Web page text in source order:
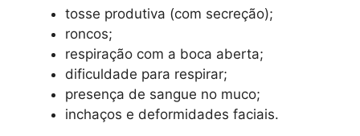
tosse produtiva (com secreção);
roncos;
respiração com a boca aberta;
dificuldade para respirar;
presença de sangue no muco;
inchaços e deformidades faciais.